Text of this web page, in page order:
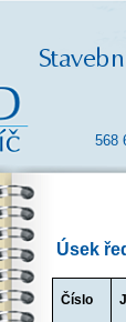
568
Úsek
Číslo